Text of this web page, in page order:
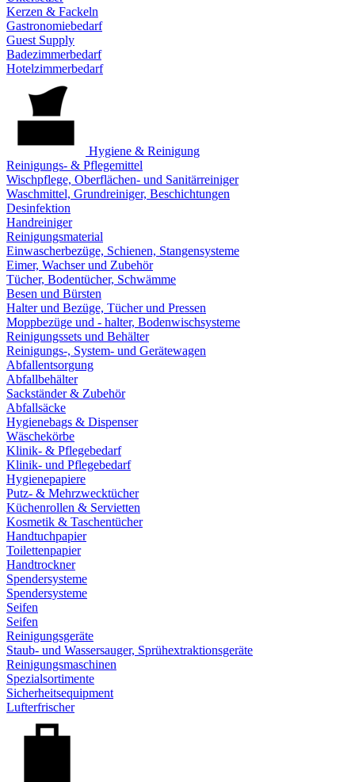
Kerzen & Fackeln
Gastronomiebedarf
Guest Supply
Badezimmerbedarf
Hotelzimmerbedarf
Hygiene & Reinigung
Reinigungs- & Pflegemittel
Wischpflege, Oberflächen- und Sanitärreiniger
Waschmittel, Grundreiniger, Beschichtungen
Desinfektion
Handreiniger
Reinigungsmaterial
Einwascherbezüge, Schienen, Stangensysteme
Eimer, Wachser und Zubehör
Tücher, Bodentücher, Schwämme
Besen und Bürsten
Halter und Bezüge, Tücher und Pressen
Moppbezüge und - halter, Bodenwischsysteme
Reinigungssets und Behälter
Reinigungs-, System- und Gerätewagen
Abfallentsorgung
Abfallbehälter
Sackständer & Zubehör
Abfallsäcke
Hygienebags & Dispenser
Wäschekörbe
Klinik- & Pflegebedarf
Klinik- und Pflegebedarf
Hygienepapiere
Putz- & Mehrzwecktücher
Küchenrollen & Servietten
Kosmetik & Taschentücher
Handtuchpapier
Toilettenpapier
Handtrockner
Spendersysteme
Spendersysteme
Seifen
Seifen
Reinigungsgeräte
Staub- und Wassersauger, Sprühextraktionsgeräte
Reinigungsmaschinen
Spezialsortimente
Sicherheitsequipment
Lufterfrischer